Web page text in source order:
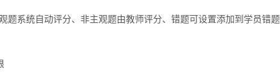
题系统自动评分、非主观题由教师评分、错题可设置添加到学员错题